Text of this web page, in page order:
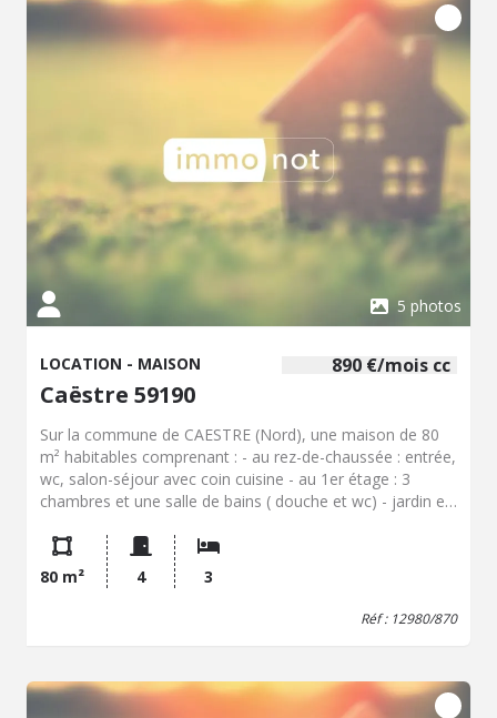
5 photos
890 €/mois cc
LOCATION - MAISON
Caëstre 59190
Sur la commune de CAESTRE (Nord), une maison de 80
m² habitables comprenant : - au rez-de-chaussée : entrée,
wc, salon-séjour avec coin cuisine - au 1er étage : 3
chambres et une salle de bains ( douche et wc) - jardin et
août 2026. 1er contact par mail UNIQUEMENT.
80 m²
4 3
Réf : 12980/870